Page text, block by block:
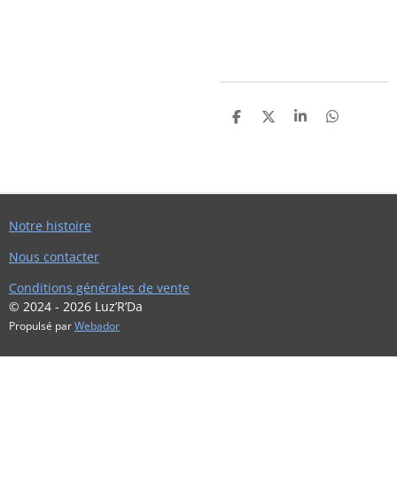
P
G
P
G
P
G
P
G
Notre histoire
Nous contacter
Conditions générales de vente
© 2024 - 2026 Luz’R’Da
Propulsé par Webador